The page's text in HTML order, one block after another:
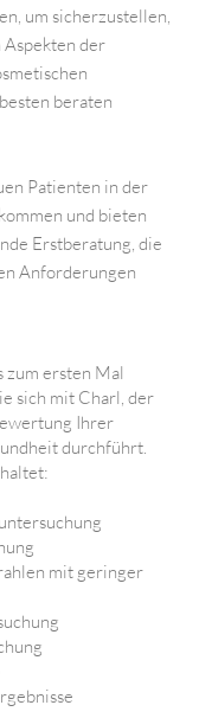
zum ersten Mal
sich mit Charl, der
Ihrer
durchführt.
mit geringer
um sicherzustellen,
Aspekten der
beraten
Patienten in der
und bieten
Erstberatung, die
Anforderungen